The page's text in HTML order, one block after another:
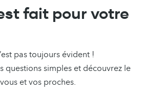
fait pour votre
pas toujours évident !
questions simples et découvrez le
et vos proches.